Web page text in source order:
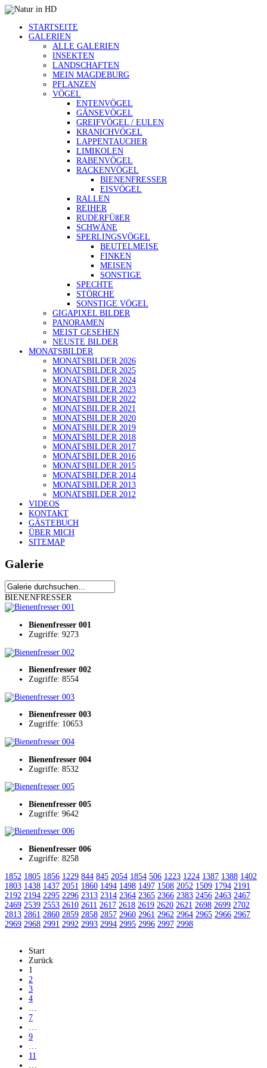
STARTSEITE
GALERIEN
ALLE GALERIEN
INSEKTEN
LANDSCHAFTEN
MEIN MAGDEBURG
PFLANZEN
VÖGEL
ENTENVÖGEL
GÄNSEVÖGEL
GREIFVÖGEL / EULEN
KRANICHVÖGEL
LAPPENTAUCHER
LIMIKOLEN
RABENVÖGEL
RACKENVÖGEL
BIENENFRESSER
EISVÖGEL
RALLEN
REIHER
RUDERFÜßER
SCHWÄNE
SPERLINGSVÖGEL
BEUTELMEISE
FINKEN
MEISEN
SONSTIGE
SPECHTE
STÖRCHE
SONSTIGE VÖGEL
GIGAPIXEL BILDER
PANORAMEN
MEIST GESEHEN
NEUSTE BILDER
MONATSBILDER
MONATSBILDER 2026
MONATSBILDER 2025
MONATSBILDER 2024
MONATSBILDER 2023
MONATSBILDER 2022
MONATSBILDER 2021
MONATSBILDER 2020
MONATSBILDER 2019
MONATSBILDER 2018
MONATSBILDER 2017
MONATSBILDER 2016
MONATSBILDER 2015
MONATSBILDER 2014
MONATSBILDER 2013
MONATSBILDER 2012
VIDEOS
KONTAKT
GÄSTEBUCH
ÜBER MICH
SITEMAP
Galerie
BIENENFRESSER
Bienenfresser 001
Zugriffe: 9273
Bienenfresser 002
Zugriffe: 8554
Bienenfresser 003
Zugriffe: 10653
Bienenfresser 004
Zugriffe: 8532
Bienenfresser 005
Zugriffe: 9642
Bienenfresser 006
Zugriffe: 8258
1852 1805 1856 1229 844 845 2054 1854 506 1223 1224 1387 1388 1402
1803 1438 1437 2051 1860 1494 1498 1497 1508 2052 1509 1794 2191
2192 2194 2295 2296 2313 2314 2364 2365 2366 2383 2456 2463 2467
2469 2539 2553 2610 2611 2617 2618 2619 2620 2621 2698 2699 2702
2813 2861 2860 2859 2858 2857 2960 2961 2962 2964 2965 2966 2967
2969 2968 2991 2992 2993 2994 2995 2996 2997 2998
Start
Zurück
1
2
3
4
…
7
…
9
…
11
…